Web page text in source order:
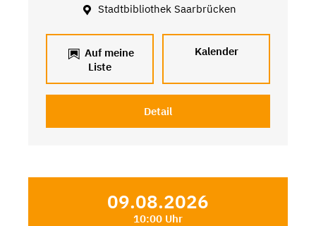
Stadtbibliothek Saarbrücken
Auf meine
Liste
Kalender
Detail
09.08.2026
10:00 Uhr